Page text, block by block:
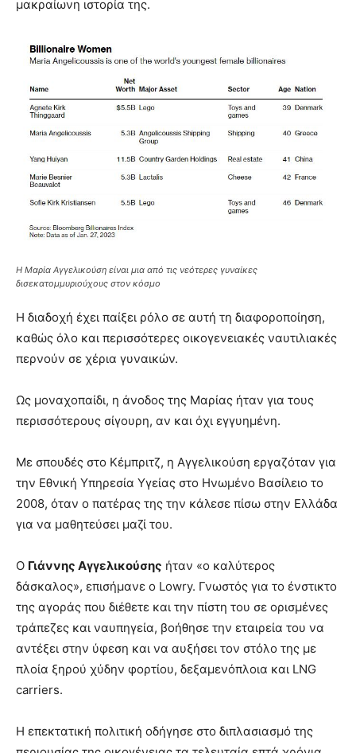
μακραίωνη ιστορία της.
Η Μαρία Αγγελικούση είναι μια από τις νεότερες γυναίκες
δισεκατομμυριούχους στον κόσμο
Η διαδοχή έχει παίξει ρόλο σε αυτή τη διαφοροποίηση,
καθώς όλο και περισσότερες οικογενειακές ναυτιλιακές
περνούν σε χέρια γυναικών.
Ως μοναχοπαίδι, η άνοδος της Μαρίας ήταν για τους
περισσότερους σίγουρη, αν και όχι εγγυημένη.
Με σπουδές στο Κέμπριτζ, η Αγγελικούση εργαζόταν για
την Εθνική Υπηρεσία Υγείας στο Ηνωμένο Βασίλειο το
2008, όταν ο πατέρας της την κάλεσε πίσω στην Ελλάδα
για να μαθητεύσει μαζί του.
Ο Γιάννης Αγγελικούσης ήταν «ο καλύτερος
δάσκαλος», επισήμανε ο Lowry. Γνωστός για το ένστικτο
της αγοράς που διέθετε και την πίστη του σε ορισμένες
τράπεζες και ναυπηγεία, βοήθησε την εταιρεία του να
αντέξει στην ύφεση και να αυξήσει τον στόλο της με
πλοία ξηρού χύδην φορτίου, δεξαμενόπλοια και LNG
carriers.
Η επεκτατική πολιτική οδήγησε στο διπλασιασμό της